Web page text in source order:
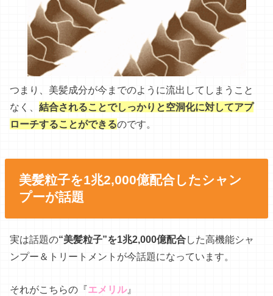
つまり、美髪成分が今までのように流出してしまうこと
なく、結合されることでしっかりと空洞化に対してアプ
ローチすることができるのです。
美髪粒子を1兆2,000億配合したシャン
プーが話題
実は話題の“美髪粒子”を1兆2,000億配合した高機能シャ
ンプー＆トリートメントが今話題になっています。
それがこちらの『エメリル』